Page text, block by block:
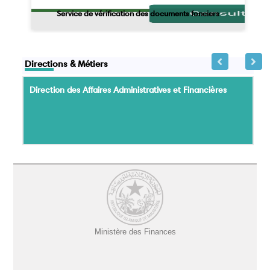
Service de vérification des documents fonciers
Directions & Métiers
Direction des Affaires Administratives et Financières
Ministère des Finances